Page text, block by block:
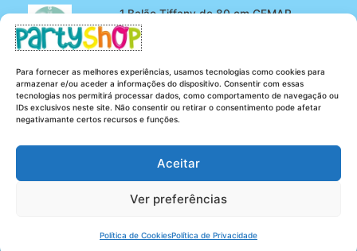
Para fornecer as melhores experiências, usamos tecnologias como cookies para
armazenar e/ou aceder a informações do dispositivo. Consentir com essas
tecnologias nos permitirá processar dados, como comportamento de navegação ou
IDs exclusivos neste site. Não consentir ou retirar o consentimento pode afetar
negativamante certos recursos e funções.
Aceitar
Ver preferências
Política de CookiesPolítica de Privacidade
1 Balão Tiffany de 80 cm GEMAR
era:
4.90€.
é:
3.80€.
100 Balões Rosa bebé de 13 cm GEMAR -
Powder pink
5.25€O4.20€O